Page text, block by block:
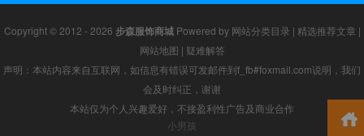
Copyright © 2012 - 2026 步森服饰商城Powered by 网站分类目录 | 精选推荐文章 |
网站地图 | 疑难解答
声明：本站内容来自互联网，如信息有错误可发邮件到f_fb#foxmail.com说明，我们
会及时纠正，谢谢
本站仅为个人兴趣爱好，不接盈利性广告及商业合作
小男孩